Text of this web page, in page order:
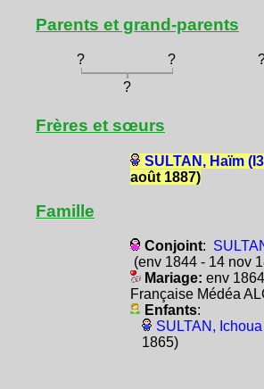
Parents et grand-parents
? ?
?
Frères et sœurs
SULTAN, Haïm
août 1887)
Famille
Conjoint:
(env 1844 - 14 nov
Mariage: env
Française Médéa
Enfants:
SULTAN,
1865)